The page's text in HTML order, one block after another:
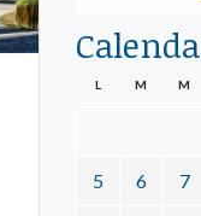
L M M
5 6 7